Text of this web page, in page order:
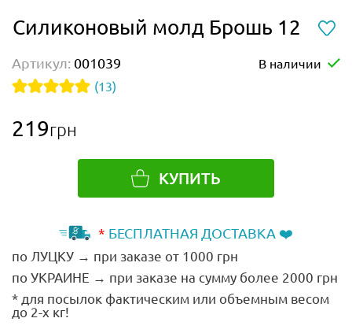
Силиконовый молд Брошь 12
Артикул: 001039
В наличии
(13)
219грн
КУПИТЬ
* БЕСПЛАТНАЯ ДОСТАВКА ❤️
по ЛУЦКУ → при заказе от 1000 грн
по УКРАИНЕ → при заказе на сумму более 2000 грн
* для посылок фактическим или объемным весом
до 2-х кг!